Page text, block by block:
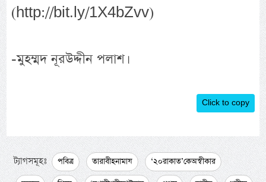
(http://bit.ly/1X4bZvv)
-মুহম্মদ নূরউদ্দীন পলাশ।
Click to copy
ট্যাগসমূহঃ পবিত্র তারাবীহনামায
‘২০রাকাত’কেঅস্বীকার